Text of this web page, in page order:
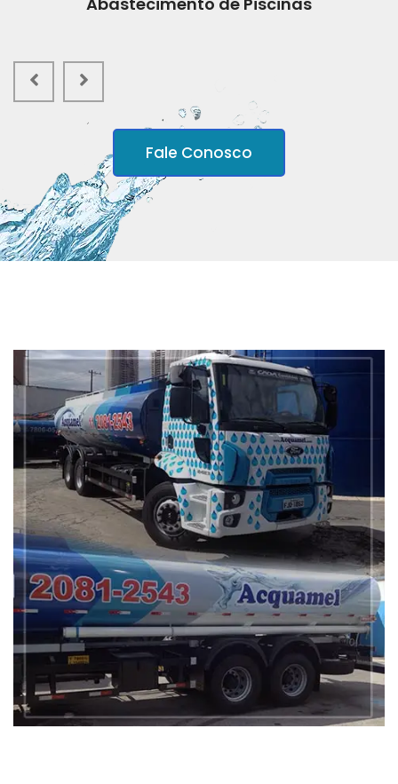
Fale Conosco